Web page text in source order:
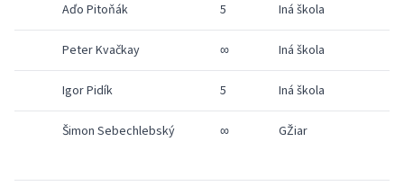
Aďo Pitoňák 5 Iná škola
Peter Kvačkay ∞ Iná škola
Igor Pidík 5 Iná škola
Šimon Sebechlebský ∞ GŽiar